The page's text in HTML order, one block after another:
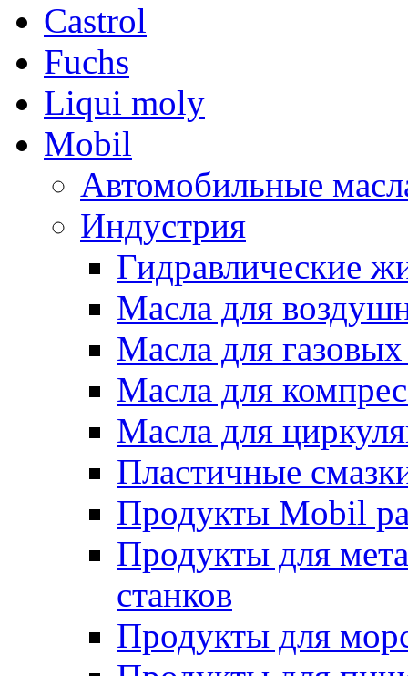
Castrol
Fuchs
Liqui moly
Mobil
Автомобильные
Индустрия
Гидравлические
Масла для
Масла для газовых
Масла для
Масла для
Пластичные
Продукты Mobil
Продукты для
станков
Продукты для